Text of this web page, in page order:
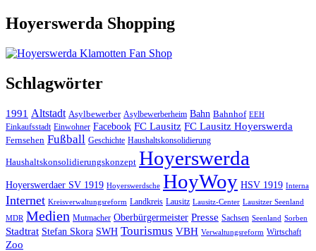
Hoyerswerda Shopping
Schlagwörter
1991 Altstadt Asylbewerber Asylbewerberheim Bahn Bahnhof EEH
Einkaufsstadt Einwohner Facebook FC Lausitz FC Lausitz Hoyerswerda
Fernsehen Fußball Geschichte Haushaltskonsolidierung
Haushaltskonsolidierungskonzept Hoyerswerda
Hoyerswerdaer SV 1919 Hoyerswerdsche HoyWoy HSV 1919 Interna
Internet Kreisverwaltungsreform Landkreis Lausitz Lausitz-Center Lausitzer Seenland
MDR Medien Mutmacher Oberbürgermeister Presse Sachsen Seenland Sorben
Stadtrat Stefan Skora SWH Tourismus VBH Verwaltungsreform Wirtschaft
Zoo